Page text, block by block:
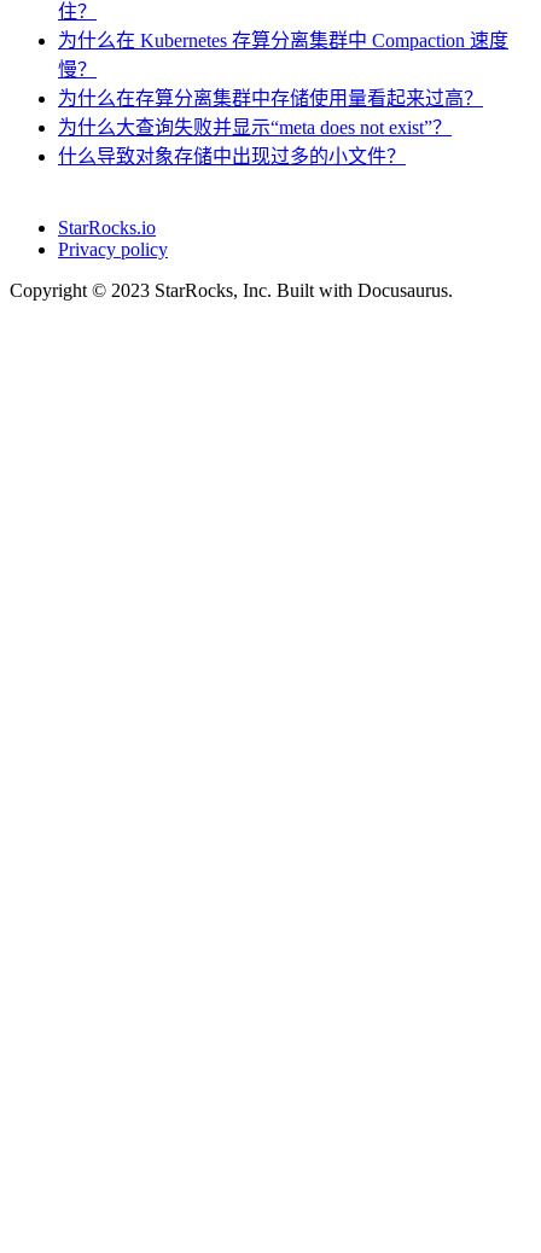
住？
为什么在 Kubernetes 存算分离集群中 Compaction 速度
慢？
为什么在存算分离集群中存储使用量看起来过高？
为什么大查询失败并显示“meta does not exist”？
什么导致对象存储中出现过多的小文件？
StarRocks.io
Privacy policy
Copyright © 2023 StarRocks, Inc. Built with Docusaurus.